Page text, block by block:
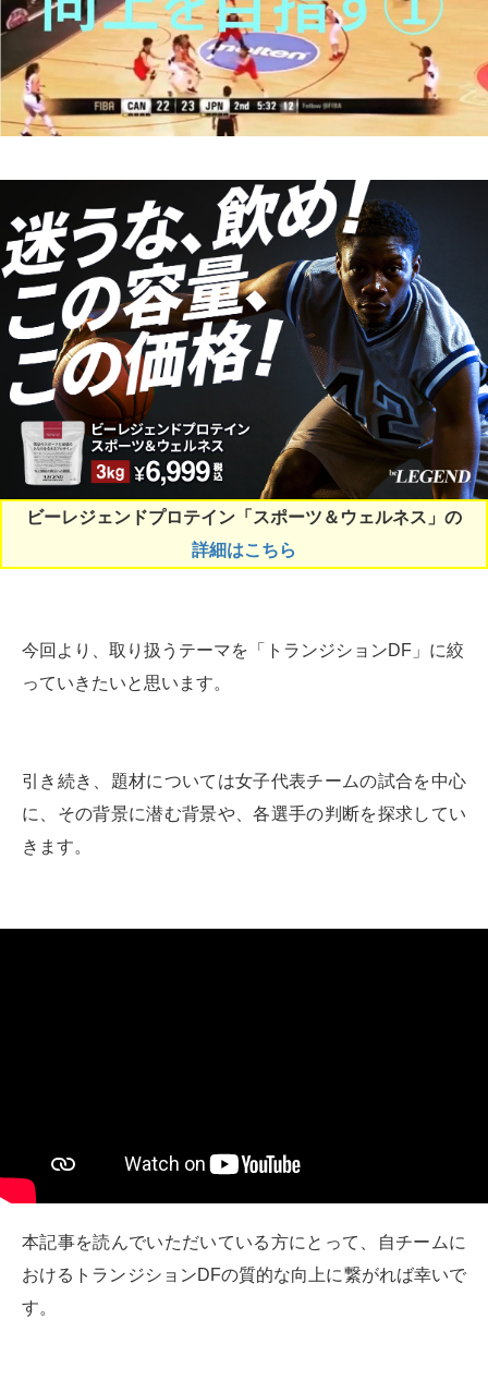
ビーレジェンドプロテイン「スポーツ＆ウェルネス」の
詳細はこちら
今回より、取り扱うテーマを「トランジションDF」に絞
っていきたいと思います。
引き続き、題材については女子代表チームの試合を中心
に、その背景に潜む背景や、各選手の判断を探求してい
きます。
本記事を読んでいただいている方にとって、自チームに
おけるトランジションDFの質的な向上に繋がれば幸いで
す。